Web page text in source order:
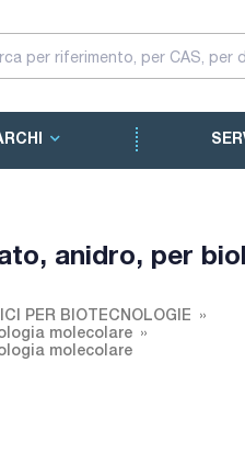
anidro, per
PER BIOTECNOLOGIE
molecolare
molecolare